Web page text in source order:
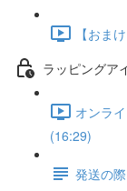
【おま
ラッピングア
オンラ
(16:29)
発送の